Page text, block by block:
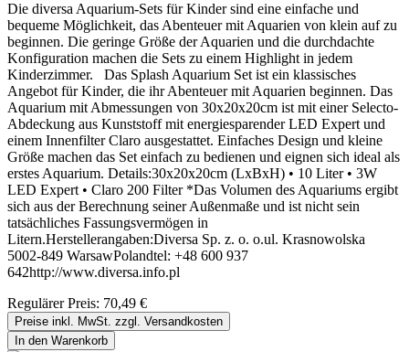
Die diversa Aquarium-Sets für Kinder sind eine einfache und
bequeme Möglichkeit, das Abenteuer mit Aquarien von klein auf zu
beginnen. Die geringe Größe der Aquarien und die durchdachte
Konfiguration machen die Sets zu einem Highlight in jedem
Kinderzimmer. Das Splash Aquarium Set ist ein klassisches
Angebot für Kinder, die ihr Abenteuer mit Aquarien beginnen. Das
Aquarium mit Abmessungen von 30x20x20cm ist mit einer Selecto-
Abdeckung aus Kunststoff mit energiesparender LED Expert und
einem Innenfilter Claro ausgestattet. Einfaches Design und kleine
Größe machen das Set einfach zu bedienen und eignen sich ideal als
erstes Aquarium. Details:30x20x20cm (LxBxH) • 10 Liter • 3W
LED Expert • Claro 200 Filter *Das Volumen des Aquariums ergibt
sich aus der Berechnung seiner Außenmaße und ist nicht sein
tatsächliches Fassungsvermögen in
Litern.Herstellerangaben:Diversa Sp. z. o. o.ul. Krasnowolska
5002-849 WarsawPolandtel: +48 600 937
642http://www.diversa.info.pl
Regulärer Preis: 70,49 €
Preise inkl. MwSt. zzgl. Versandkosten
In den Warenkorb